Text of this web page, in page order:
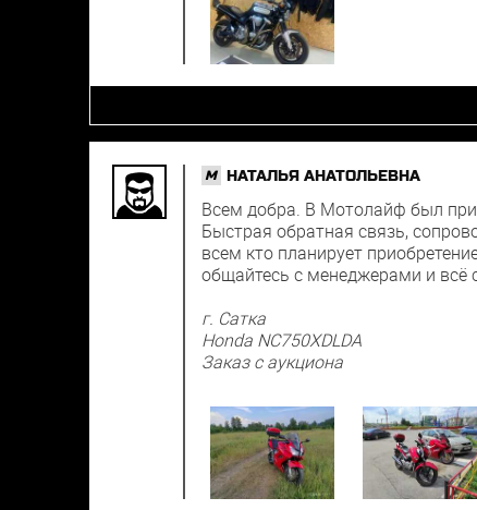
M НАТАЛЬЯ АНАТОЛЬЕВНА
Всем добра. В Мотолайф был
Быстрая обратная связь,
всем кто планирует
общайтесь с менеджерами и всё
г. Сатка
Honda NC750XDLDA
Заказ с аукциона